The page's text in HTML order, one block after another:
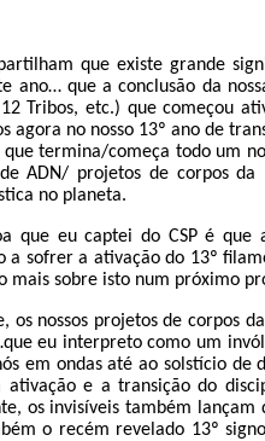
que existe grande
ano… que a conclusão da
Tribos, etc.) que começou
agora no nosso 13º ano de
que termina/começa todo um
ADN/ projetos de corpos
no planeta.
que eu captei do CSP é que
a sofrer a ativação do 13º
mais sobre isto num próximo
os nossos projetos de corpos
eu interpreto como um
em ondas até ao solstício de
ativação e a transição do
os invisíveis também lançam
o recém revelado 13º